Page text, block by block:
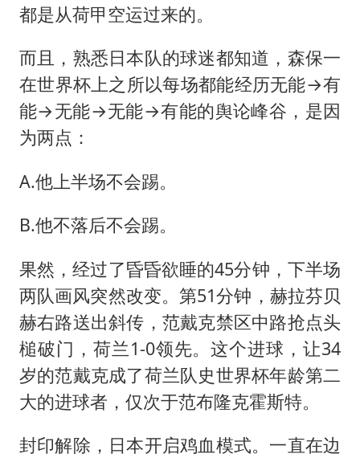
都是从荷甲空运过来的。
而且，熟悉日本队的球迷都知道，森保一
在世界杯上之所以每场都能经历无能→有
能→无能→无能→有能的舆论峰谷，是因
为两点：
A.他上半场不会踢。
B.他不落后不会踢。
果然，经过了昏昏欲睡的45分钟，下半场
两队画风突然改变。第51分钟，赫拉芬贝
赫右路送出斜传，范戴克禁区中路抢点头
槌破门，荷兰1-0领先。这个进球，让34
岁的范戴克成了荷兰队史世界杯年龄第二
大的进球者，仅次于范布隆克霍斯特。
封印解除，日本开启鸡血模式。一直在边